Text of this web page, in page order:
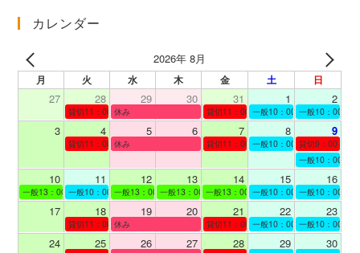
イ
カレンダー
2026年 8月
月 火 水 木 金 土 日
27 28 29 30 31 1 2
貸切11：00～12：00
休み 貸切11：00～12：00一般10：00～19：00
一般10：00～
3 4 5 6 7 8 9
貸切11：00～12：00
休み 貸切11：00～12：00一般10：00～19：00
貸切9：00～10
一般10：00～
10 11 12 13 14 15 16
一般13：00～19：00一般10：00～19：00一般13：00～19：00一般13：00～19：00一般13：00～19：00一般10：00～19：00
一般10：00～
17 18 19 20 21 22 23
貸切11：00～12：00
休み 貸切11：00～13：00一般10：00～19：00
一般10：00～
24 25 26 27 28 29 30